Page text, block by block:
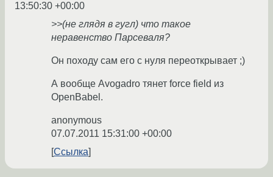
13:50:30 +00:00
>>(не глядя в гугл) что такое
неравенство Парсеваля?
Он походу сам его с нуля переоткрывает ;)
А вообще Avogadro тянет force field из
OpenBabel.
anonymous
07.07.2011 15:31:00 +00:00
Ссылка